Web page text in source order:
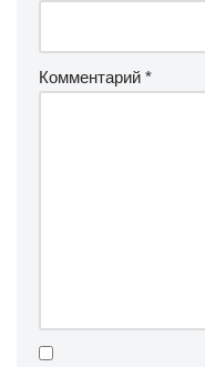
Комментарий *